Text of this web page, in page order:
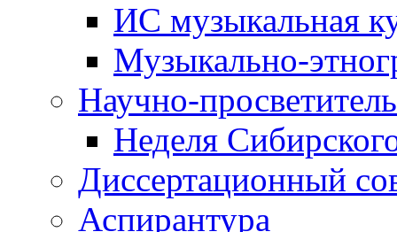
ИС музыкальная
Музыкально-
Научно-
Неделя
Диссертационный
Аспирантура